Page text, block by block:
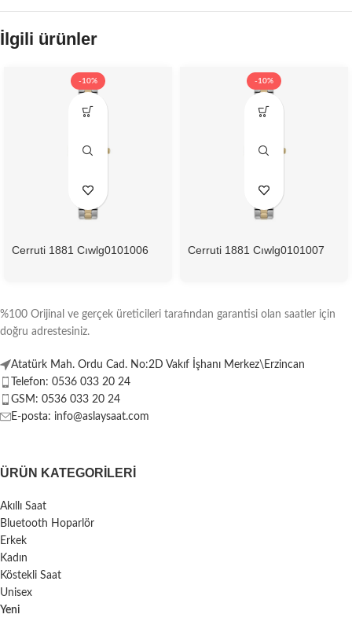
İlgili ürünler
-10%
Cerruti 1881 Cıwlg0101006
-10%
Cerruti 1881 Cıwlg0101007
%100 Orijinal ve gerçek üreticileri tarafından garantisi olan saatler için
doğru adrestesiniz.
Atatürk Mah. Ordu Cad. No:2D Vakıf İşhanı Merkez\Erzincan
Telefon: 0536 033 20 24
GSM: 0536 033 20 24
E-posta: info@aslaysaat.com
ÜRÜN KATEGORILERI
Akıllı Saat
Bluetooth Hoparlör
Erkek
Kadın
Köstekli Saat
Unisex
Yeni